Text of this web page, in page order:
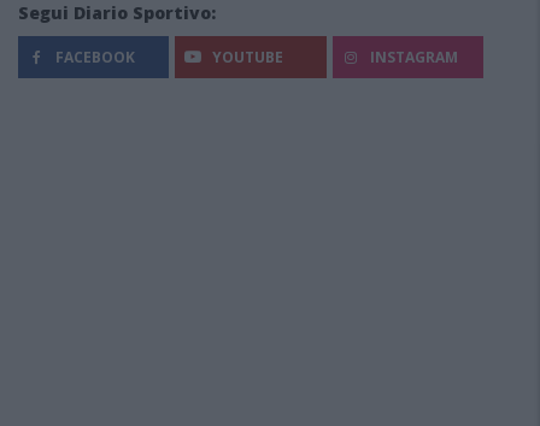
Segui Diario Sportivo:
FACEBOOK YOUTUBE INSTAGRAM